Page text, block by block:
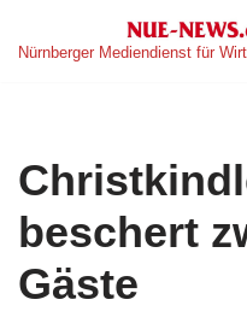
Zum
Nürnberger Mediendienst für
beschert
Gäste